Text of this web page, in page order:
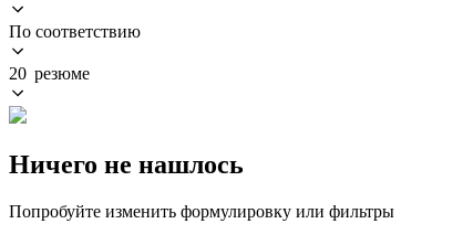
По соответствию
20 резюме
Ничего не нашлось
Попробуйте изменить формулировку или фильтры